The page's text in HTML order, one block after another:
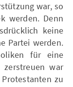
war, so
werden. Denn
keine
Partei werden.
für eine
zerstreuen war
zu